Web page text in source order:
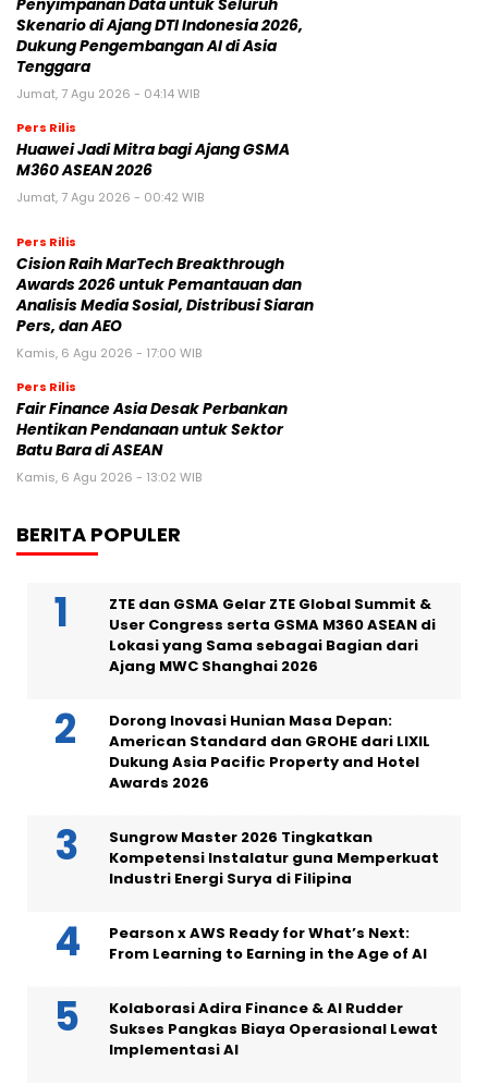
Penyimpanan Data untuk Seluruh
Skenario di Ajang DTI Indonesia 2026,
Dukung Pengembangan AI di Asia
Tenggara
Jumat, 7 Agu 2026 - 04:14 WIB
Pers Rilis
Huawei Jadi Mitra bagi Ajang GSMA
M360 ASEAN 2026
Jumat, 7 Agu 2026 - 00:42 WIB
Pers Rilis
Cision Raih MarTech Breakthrough
Awards 2026 untuk Pemantauan dan
Analisis Media Sosial, Distribusi Siaran
Pers, dan AEO
Kamis, 6 Agu 2026 - 17:00 WIB
Pers Rilis
Fair Finance Asia Desak Perbankan
Hentikan Pendanaan untuk Sektor
Batu Bara di ASEAN
Kamis, 6 Agu 2026 - 13:02 WIB
BERITA POPULER
ZTE dan GSMA Gelar ZTE Global Summit &
User Congress serta GSMA M360 ASEAN di
Lokasi yang Sama sebagai Bagian dari
Ajang MWC Shanghai 2026
Dorong Inovasi Hunian Masa Depan:
American Standard dan GROHE dari LIXIL
Dukung Asia Pacific Property and Hotel
Awards 2026
Sungrow Master 2026 Tingkatkan
Kompetensi Instalatur guna Memperkuat
Industri Energi Surya di Filipina
Pearson x AWS Ready for What’s Next:
From Learning to Earning in the Age of AI
Kolaborasi Adira Finance & AI Rudder
Sukses Pangkas Biaya Operasional Lewat
Implementasi AI